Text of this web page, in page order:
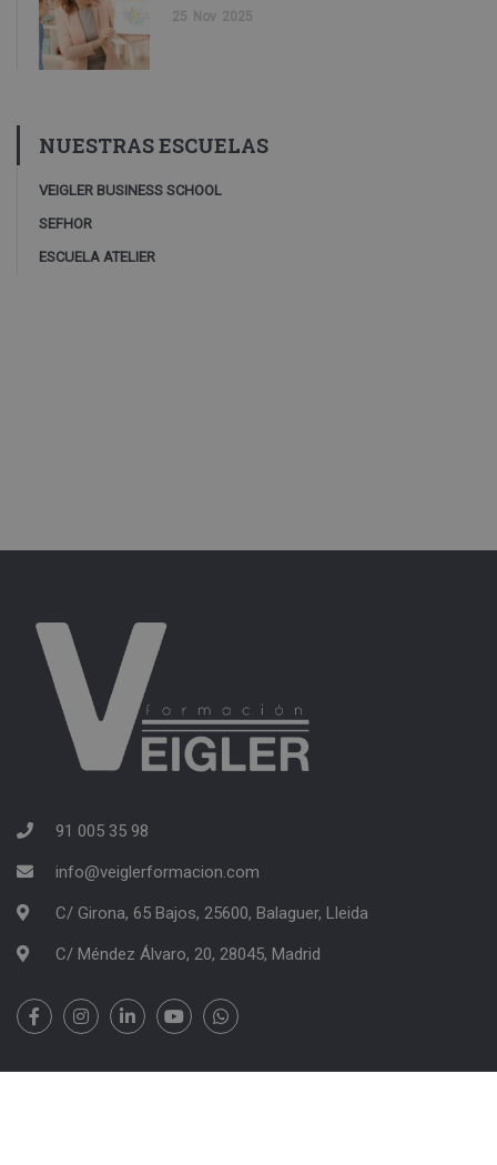
25 Nov 2025
NUESTRAS ESCUELAS
VEIGLER BUSINESS SCHOOL
SEFHOR
ESCUELA ATELIER
91 005 35 98
info@veiglerformacion.com
C/ Girona, 65 Bajos, 25600, Balaguer, Lleida
C/ Méndez Álvaro, 20, 28045, Madrid